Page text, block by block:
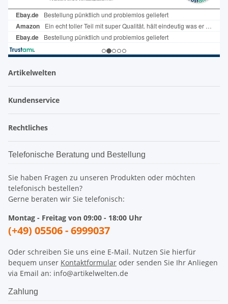
Artikelwelten
Kundenservice
Rechtliches
Telefonische Beratung und Bestellung
Sie haben Fragen zu unseren Produkten oder möchten
telefonisch bestellen?
Gerne beraten wir Sie telefonisch:
Montag - Freitag von 09:00 - 18:00 Uhr
(+49) 05506 - 6999037
Oder schreiben Sie uns eine E-Mail. Nutzen Sie hierfür
bequem unser Kontaktformular oder senden Sie Ihr Anliegen
via Email an: info@artikelwelten.de
Zahlung